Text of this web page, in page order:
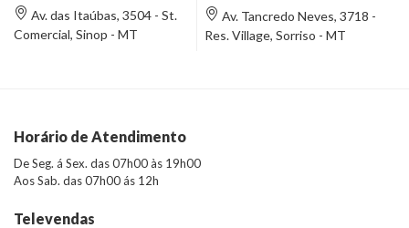
Av. das Itaúbas, 3504 - St.
Comercial, Sinop - MT
Av. Tancredo Neves, 3718 -
Res. Village, Sorriso - MT
Horário de Atendimento
De Seg. á Sex. das 07h00 às 19h00
Aos Sab. das 07h00 ás 12h
Televendas